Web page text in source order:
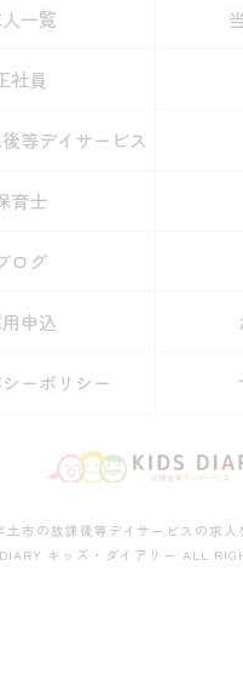
一覧
社員
等デイサービス
育士
ログ
申込
ーポリシー
土市の放課後等デイサービスの求人
キッズ・ダイアリー ALL